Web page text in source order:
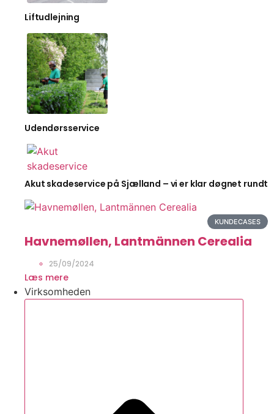
Liftudlejning
Udendørsservice
Akut skadeservice på Sjælland – vi er klar døgnet rundt
KUNDECASES
Havnemøllen, Lantmännen Cerealia
25/09/2024
Læs mere
Virksomheden